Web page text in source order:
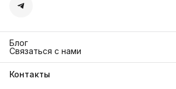
Блог
Связаться с нами
Контакты